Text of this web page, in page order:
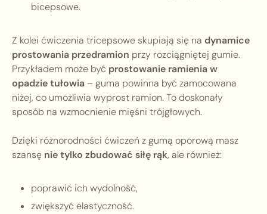
bicepsowe.
Z kolei ćwiczenia tricepsowe skupiają się na dynamice
prostowania przedramion przy rozciągniętej gumie.
Przykładem może być prostowanie ramienia w
opadzie tułowia– guma powinna być zamocowana
niżej, co umożliwia wyprost ramion. To doskonały
sposób na wzmocnienie mięśni trójgłowych.
Dzięki różnorodności ćwiczeń z gumą oporową masz
szansę nie tylko zbudować siłę rąk, ale również:
poprawić ich wydolność,
zwiększyć elastyczność.